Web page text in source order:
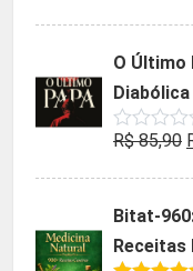
de
O Último
Avaliação
de
R$85,90
Bitat-
Receitas